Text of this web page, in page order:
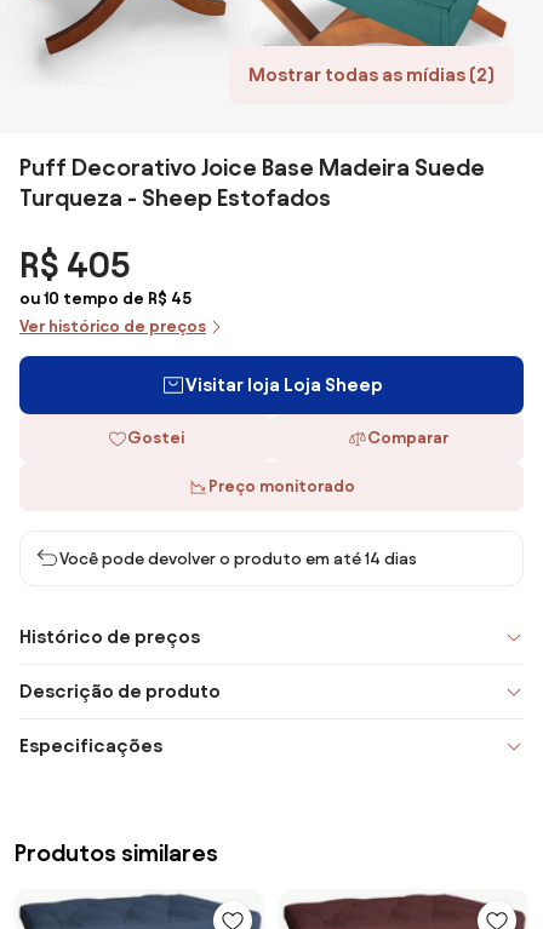
Mostrar todas as mídias (2)
Puff Decorativo Joice Base Madeira Suede
Turqueza - Sheep Estofados
R$ 405
ou 10 tempo de R$ 45
Ver histórico de preços
Visitar loja Loja Sheep
Gostei Comparar
Preço monitorado
Você pode devolver o produto em até 14 dias
Histórico de preços
Descrição de produto
Especificações
Produtos similares